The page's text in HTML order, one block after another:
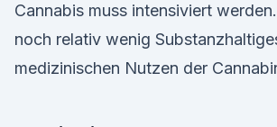
Cannabis muss intensiviert
noch relativ wenig
medizinischen Nutzen der